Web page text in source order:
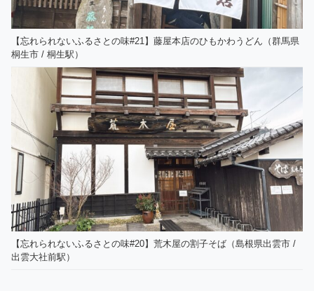
【忘れられないふるさとの味#21】藤屋本店のひもかわうどん（群馬県
桐生市 / 桐生駅）
【忘れられないふるさとの味#20】荒木屋の割子そば（島根県出雲市 /
出雲大社前駅）